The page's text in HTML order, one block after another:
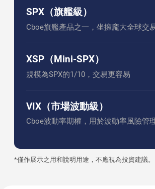
SPX（旗艦級）
Cboe旗艦產品之一，坐擁龐大全球交
XSP（Mini-SPX）
規模為SPX的1/10，交易更容易
VIX（市場波動級）
Cboe波動率期權，用於波動率風險管
*僅作展示之用和說明用途，不應視為投資建議。